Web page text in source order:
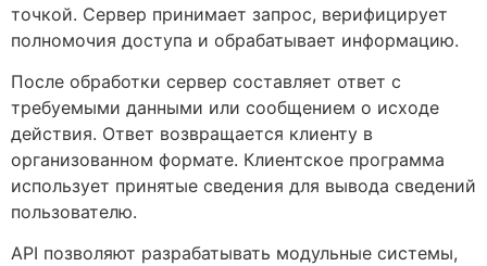
точкой. Сервер принимает запрос, верифицирует
полномочия доступа и обрабатывает информацию.
После обработки сервер составляет ответ с
требуемыми данными или сообщением о исходе
действия. Ответ возвращается клиенту в
организованном формате. Клиентское программа
использует принятые сведения для вывода сведений
пользователю.
API позволяют разрабатывать модульные системы,